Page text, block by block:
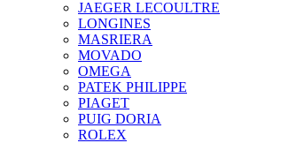
JAEGER LECOULTRE
LONGINES
MASRIERA
MOVADO
OMEGA
PATEK PHILIPPE
PIAGET
PUIG DORIA
ROLEX